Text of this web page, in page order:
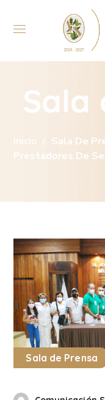
Sala
Inicio Sala De
Prestadores De
Sala de Prensa